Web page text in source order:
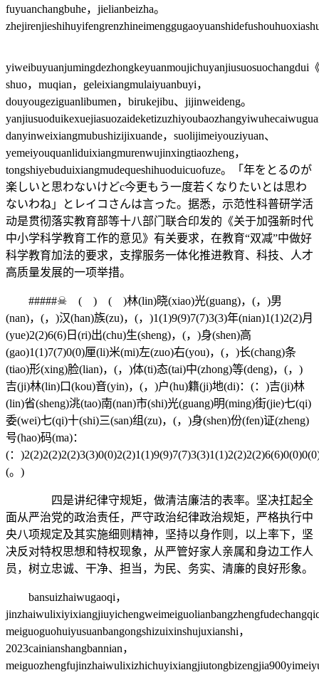
fuyuanchangbuhe，jielianbeizha。
yiweibuyuanjumingdezhongkeyuanmoujichuyanjiusuosuochangdui
shuo，muqian，geleixiangmulaiyuanbuyi，
douyougeziguanlibumen，birukejibu、jijinweideng。
danyinweixiangmubushizijixuande，suolijimeiyouziyuan、
yemeiyouquanliduixiangmurenwujinxingtiaozheng，
tongshiyebuduixiangmudequeshihuoduicuofuze。「年をとるのが
楽しいと思わないけどc今更もう一度若くなりたいとは思わ
ないわね」とレイコさんは言った。据悉，示范性科普研学活
动是贯彻落实教育部等十八部门联合印发的《关于加强新时代
中小学科学教育工作的意见》有关要求，在教育“双减”中做好
科学教育加法的要求，支撑服务一体化推进教育、科技、人才
高质量发展的一项举措。
#####☠ ( ) ( )林(lin)晓(xiao)光(guang)，(，)男
(nan)，(，)汉(han)族(zu)，(，)1(1)9(9)7(7)3(3)年(nian)1(1)2(2)月
(yue)2(2)6(6)日(ri)出(chu)生(sheng)，(，)身(shen)高
(gao)1(1)7(7)0(0)厘(li)米(mi)左(zuo)右(you)，(，)长(chang)条
(tiao)形(xing)脸(lian)，(，)体(ti)态(tai)中(zhong)等(deng)，(，)
吉(ji)林(lin)口(kou)音(yin)，(，)户(hu)籍(ji)地(di)：(：)吉(ji)林
(lin)省(sheng)洮(tao)南(nan)市(shi)光(guang)明(ming)街(jie)七(qi)
委(wei)七(qi)十(shi)三(san)组(zu)，(，)身(shen)份(fen)证(zheng)
号(hao)码(ma)：
(：
(。)
四是讲纪律守规矩，做清洁廉洁的表率。坚决扛起全
面从严治党的政治责任，严守政治纪律政治规矩，严格执行中
央八项规定及其实施细则精神，坚持以身作则，以上率下，坚
决反对特权思想和特权现象，从严管好家人亲属和身边工作人
员，树立忠诚、干净、担当，为民、务实、清廉的良好形象。
bansuizhaiwugaoqi，
meiguoguohuiyusuanbangongshizuixinshujuxianshi，
2023cainianshangbannian，